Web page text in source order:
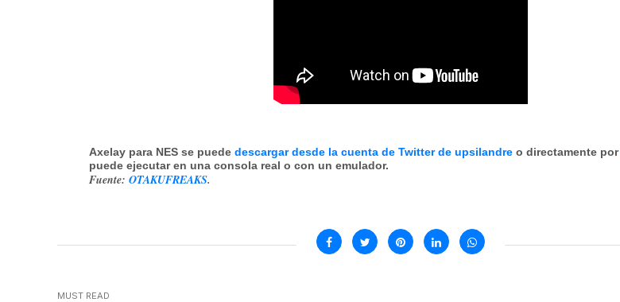
Axelay para NES se puede descargar desde la cuenta de Twitter de upsilandre o directamente por
puede ejecutar en una consola real o con un emulador.
Fuente: OTAKUFREAKS.
MUST READ